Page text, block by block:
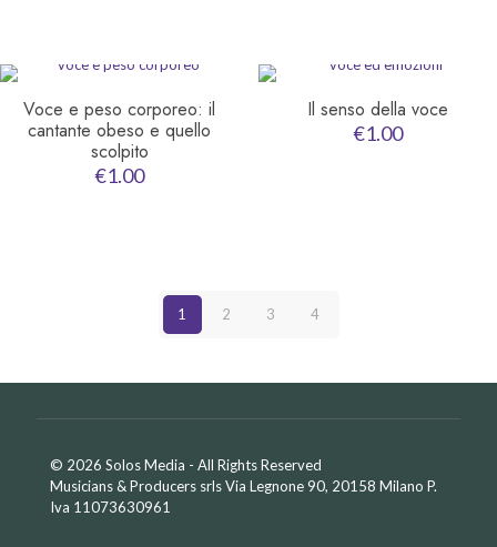
Voce e peso corporeo: il
cantante obeso e quello
scolpito
€1.00
Il senso della voce
€1.00
1 2 3 4
© 2026 Solos Media - All Rights Reserved
Musicians & Producers srls Via Legnone 90, 20158 Milano P.
Iva 11073630961